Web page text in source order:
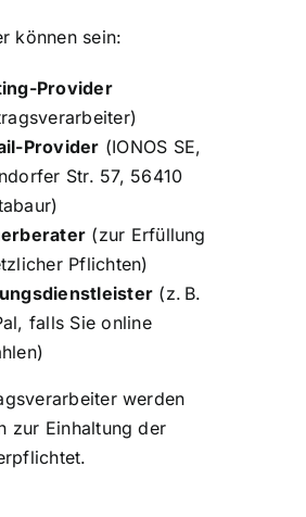
können sein:
Provider
Provider (IONOS SE,
Str. 57, 56410
(zur Erfüllung
Pflichten)
(z. B.
falls Sie online
werden
zur Einhaltung der